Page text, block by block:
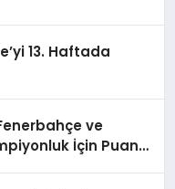
13. Haftada
ve
İçin Puan